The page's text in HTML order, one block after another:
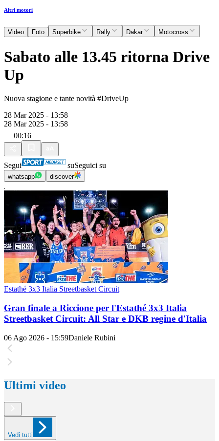
Altri motori
Video Foto Superbike Rally Dakar Motocross
Sabato alle 13.45 ritorna Drive
Up
Nuova stagione e tante novità #DriveUp
28 Mar 2025 - 13:58
28 Mar 2025 - 13:58
00:16
Segui suSeguici su
whatsapp discover
Estathé 3x3 Italia Streetbasket Circuit
Gran finale a Riccione per l'Estathé 3x3 Italia
Streetbasket Circuit: All Star e DKB regine d'Italia
06 Ago 2026 - 15:59Daniele Rubini
Ultimi video
Vedi tutti